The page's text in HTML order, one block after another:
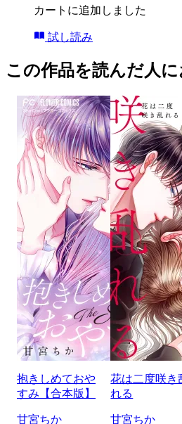
カートに追加しました
試し読み
この作品を読んだ人
抱きしめておや
すみ【合本版】
甘宮ちか
花は二度咲き
れる
甘宮ちか